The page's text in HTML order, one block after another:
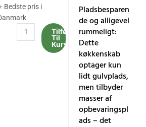
Bedste pris i
Køkkenskab
Multifunktionelt
Tilføj
Til
Kurv
Pladsbesparen
de og alligevel
rummeligt: ​​
Dette
køkkenskab
optager kun
lidt gulvplads,
men tilbyder
masser af
opbevaringspl
ads – det